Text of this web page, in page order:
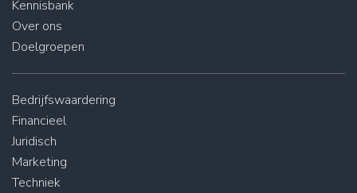
Kennisbank
Over ons
Doelgroepen
Bedrijfswaardering
Financieel
Juridisch
Marketing
Techniek